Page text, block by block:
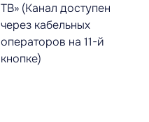
ТВ» (Канал доступен
через кабельных
операторов на 11-й
кнопке)